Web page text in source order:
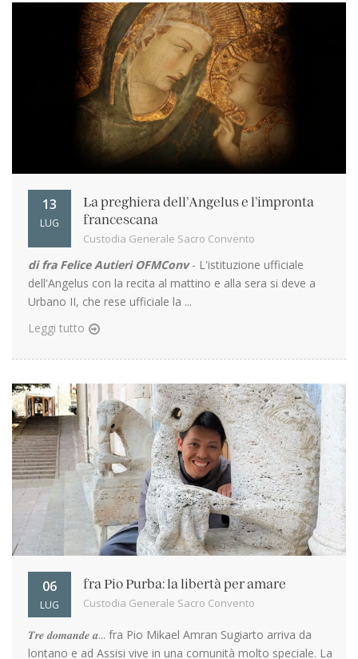
13
LUG
La preghiera dell’Angelus e l’impronta
francescana
Custodia Generale Sacro Convento
di fra Felice Autieri OFMConv- L'istituzione ufficiale
dell'Angelus con la recita al mattino e alla sera si deve a
Urbano II, che rese ufficiale la ...
Leggi tutto
06
LUG
fra Pio Purba: la libertà per amare
Custodia Generale Sacro Convento
𝑻𝒓𝒆 𝒅𝒐𝒎𝒂𝒏𝒅𝒆 𝒂... fra Pio Mikael Amran Sugiarto arriva da
lontano e ad Assisi vive in una comunità molto speciale. La